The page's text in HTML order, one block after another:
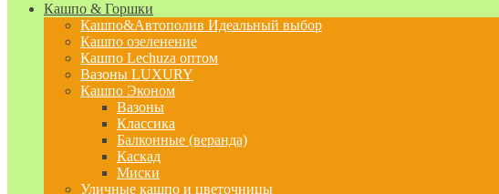
Кашпо & Горшки
Кашпо&Автополив Идеальный выбор
Кашпо озеленение
Кашпо Lechuza оптом
Вазоны LUXURY
Кашпо Эконом
Вазоны
Классика
Балконные (веранда)
Каскад
Миски
Уличные кашпо и цветочницы